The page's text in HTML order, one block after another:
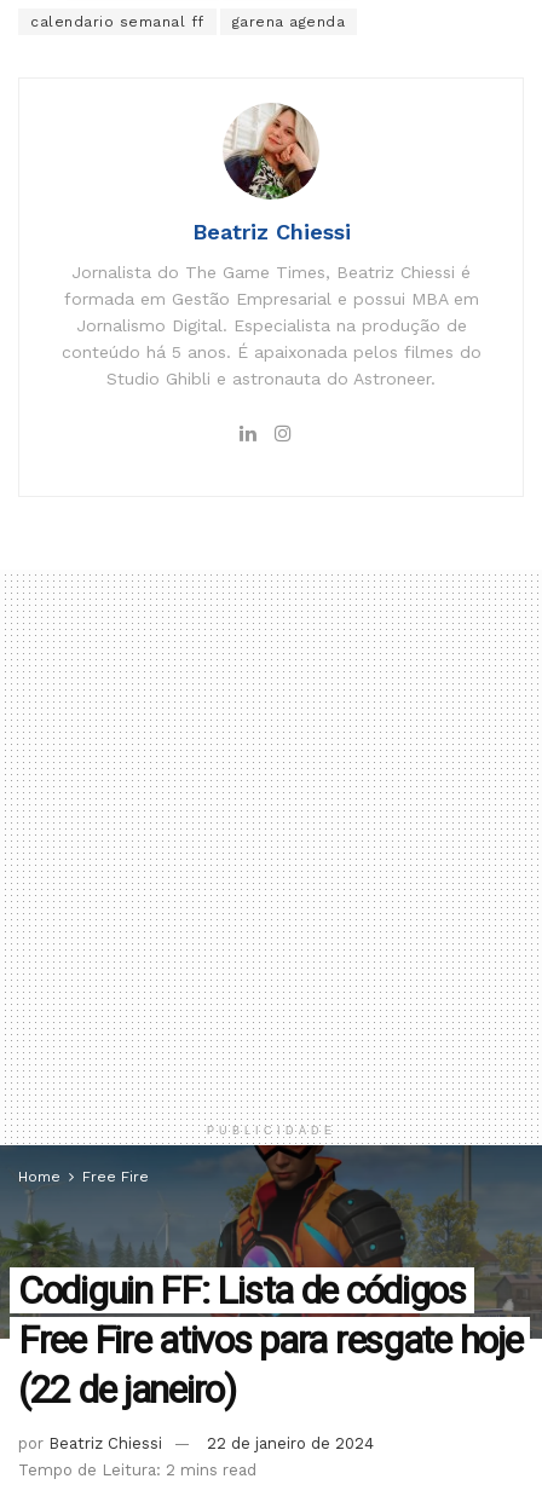
calendario semanal ff garena agenda
Beatriz Chiessi
Jornalista do The Game Times, Beatriz Chiessi é
formada em Gestão Empresarial e possui MBA em
Jornalismo Digital. Especialista na produção de
conteúdo há 5 anos. É apaixonada pelos filmes do
Studio Ghibli e astronauta do Astroneer.
PUBLICIDADE
Home Free Fire
Codiguin FF: Lista de códigos
Free Fire ativos para resgate hoje
(22 de janeiro)
por Beatriz Chiessi
22 de janeiro de 2024
Tempo de Leitura: 2 mins read